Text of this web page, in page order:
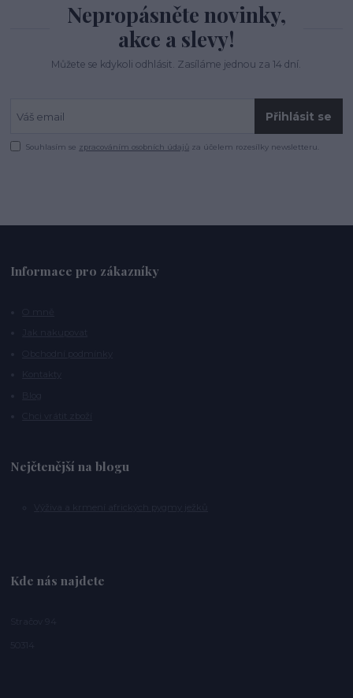
Nepropásněte novinky,
akce a slevy!
Můžete se kdykoli odhlásit. Zasíláme jednou za 14 dní.
Přihlásit se
Souhlasím se zpracováním osobních údajů za účelem rozesílky newsletteru.
Informace pro zákazníky
Nejčtenější na blogu
Kde nás najdete